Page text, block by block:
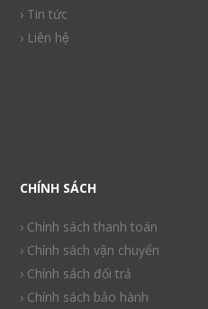
› Tin tức
› Liên hệ
CHÍNH SÁCH
› Chính sách thanh toán
› Chính sách vận chuyển
› Chính sách đổi trả
› Chính sách bảo hành